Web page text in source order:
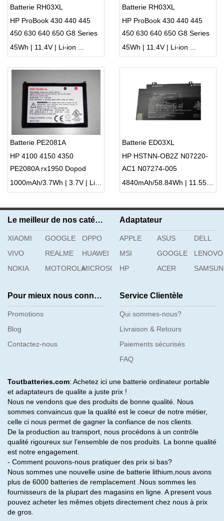
Batterie RH03XL
HP ProBook 430 440 445
450 630 640 650 G8 Series
45Wh | 11.4V | Li-ion ...
Batterie RH03XL
HP ProBook 430 440 445
450 630 640 650 G8 Series
HSTNN-OB1T
45Wh | 11.4V | Li-ion ...
Batterie PE2081A
HP 4100 4150 4350
PE2080A rx1950 Dopod
P100
1000mAh/3.7Wh | 3.7V | Li-ion ...
Batterie ED03XL
HP HSTNN-OB2Z N07220-
AC1 N07274-005
4840mAh/58.84Wh | 11.55V | Li-ion ...
Le meilleur de nos catégories
XIAOMI GOOGLE
OPPO
VIVO
REALME
HUAWEI
NOKIA
MOTOROLAMICROSOFT
Adaptateur
APPLE ASUS
DELL
MSI
GOOGLE
LENOVO
HP
ACER
Pour mieux nous connaître
Promotions
Blog
Contactez-nous
Service Clientèle
Qui sommes-nous?
Livraison & Retours
Paiements sécurisés
FAQ
Toutbatteries.com: Achetez ici une batterie ordinateur portable
et adaptateurs de qualite a juste prix !
Nous ne vendons que des produits de bonne qualité. Nous
sommes convaincus que la qualité est le coeur de notre métier,
celle ci nous permet de gagner la confiance de nos clients.
De la production au transport, nous procédons à un contrôle
qualité rigoureux sur l'ensemble de nos produits. La bonne qualité
est notre engagement.
- Comment pouvons-nous pratiquer des prix si bas?
Nous sommes une nouvelle usine de batterie lithium,nous avons
plus de 6000 batteries de remplacement .Nous sommes les
fournisseurs de la plupart des magasins en ligne. A present vous
pouvez acheter les mêmes objets directement chez nous à prix
de gros.